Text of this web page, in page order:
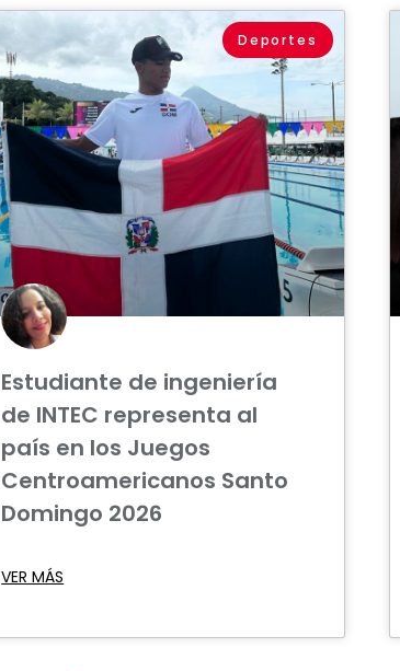
Deportes
Estudiante de ingeniería
de INTEC representa al
país en los Juegos
Centroamericanos Santo
Domingo 2026
VER MÁS